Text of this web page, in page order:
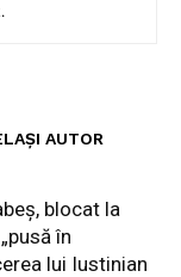
AUTOR
blocat la
în
lui Iustinian